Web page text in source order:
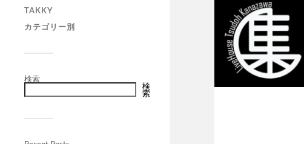
TAKKY
カテゴリー別
検索
検
索